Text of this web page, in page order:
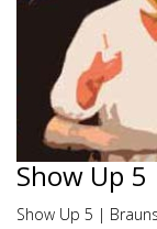
Show Up
Show Up 5 |